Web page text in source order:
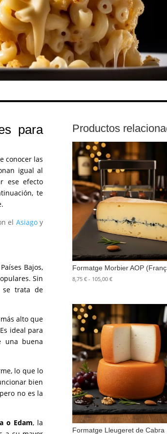
para
conocer las
igual al
ese efecto
te
el Asiagoy
Bajos,
Sin
se trata de
alto que
ideal para
una buena
lo que lo
bien
no es la
o Edam, la
Productos
Formatge Morbier AOP
8,75 € - 105,00 €Rango
desde
8,75 €
hasta
105,00 €
Formatge Lleugeret de Cabra